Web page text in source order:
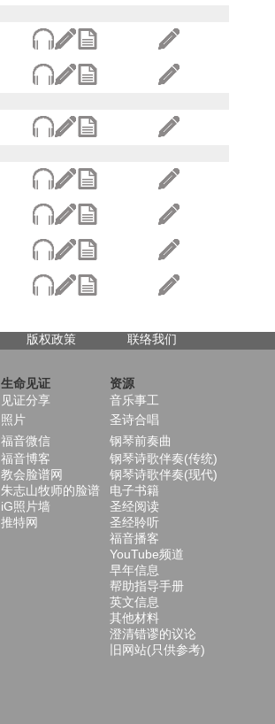
版权政策 联络我们
生命见证
资源
见证分享
音乐事工
照片
圣诗合唱
福音微信
钢琴前奏曲
福音博客
钢琴诗歌伴奏(传统)
教会脸谱网
钢琴诗歌伴奏(现代)
朱志山牧师的脸谱
电子书籍
iG照片墙
圣经阅读
推特网
圣经聆听
福音播客
YouTube频道
早年信息
帮助指导手册
英文信息
其他材料
澄清错谬的议论
旧网站(只供参考)